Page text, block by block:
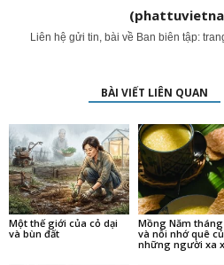
Liên hệ gửi tin, bài về Ban biên tập:
BÀI VIẾT LIÊN QUAN
Một thế giới của cỏ dại
và bùn đất
Mồng Năm tháng
và nỗi nhớ quê
những người xa